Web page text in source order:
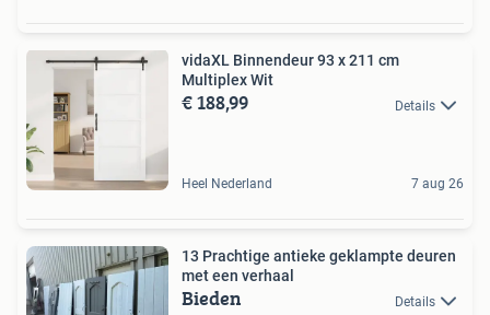
vidaXL Binnendeur 93 x 211 cm
Multiplex Wit
€ 188,99 Details
Heel Nederland 7 aug 26
13 Prachtige antieke geklampte deuren
met een verhaal
Bieden Details